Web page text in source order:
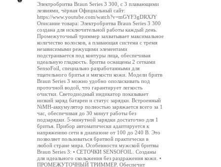
Электробритва Braun Series 3 300, с 3 плавающими
лезвиями, чёрная Официальный сайт:
https://www.youtube.com/watch?v=mGYF3gDRXJY
Описание товара: Электробритва Braun Series 3 300
создана для исключительной работы каждый день.
Промежуточный триммер захватывает максимальное
количество волосков, а плавающая система с тремя
независимыми режущими элементами
подстраивается под контуры лица, обеспечивая
идеальную гладкость. Бритва оснащены 2 сетками
SensoFoil, специально разработанными для
тщательного бритья и мягкости кожи. Модели бритв
Braun Series 3 можно удобно ополаскивать под
проточной водой, что гарантирует легкость
очистки. Светодиодный индикатор показывает
низкий заряд батареи и статус зарядки. Встроенный
NiMH-аккумулятор полностью заряжается всего за 1
час, обеспечивая до 30 минут работы без
подзарядки. 5-минутной зарядки достаточно для 1
бритья. Прибор автоматически адаптируется к
напряжению сети в диапазоне от 100 до 240 В. Это
позволяет пользоваться бритвой практически в
любой стране мира. Особенности мужской бритвы
Braun Series 3: • СЕТОЧКИ SENSOFOIL. Созданы
для идеального скольжения без раздражения кожи. •
ПРОМЕЖУТОЧНЫЙ ТРИММЕР. Обеспечит